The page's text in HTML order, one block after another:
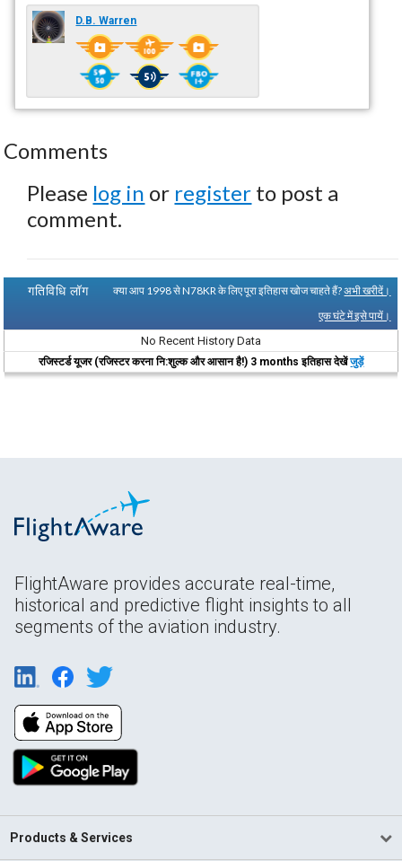
D.B. Warren
Comments
Please log in or register to post a
comment.
गतिविधि लॉग क्या आप 1998 से N78KR के लिए पूरा इतिहास खोज चाहते हैं?अभी खरीदें।
एक घंटे में इसे पायें।
No Recent History Data
रजिस्टर्ड यूजर (रजिस्टर करना नि:शुल्क और आसान है!) 3 months इतिहास देखेंजुड़ें
FlightAware provides accurate real-time,
historical and predictive flight insights to all
segments of the aviation industry.
Products & Services